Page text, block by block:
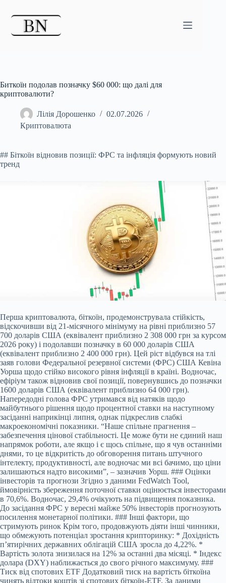
Биткоїн подолав позначку $60 000: що далі для
криптовалюти?
Лілія Дорошенко
02.07.2026
Криптовалюта
## Біткоїн відновив позиції: ФРС та інфляція формують новий
тренд
Перша криптовалюта, біткоїн, продемонструвала стійкість,
відскочивши від 21-місячного мінімуму на рівні приблизно 57
700 доларів США (еквівалент приблизно 2 308 000 грн за курсом
2026 року) і подолавши позначку в 60 000 доларів США
(еквівалент приблизно 2 400 000 грн). Цей ріст відбувся на тлі
заяв голови Федеральної резервної системи (ФРС) США Кевіна
Уорша щодо стійко високого рівня інфляції в країні. Водночас,
ефіріум також відновив свої позиції, повернувшись до позначки
1600 доларів США (еквівалент приблизно 64 000 грн).
Напередодні голова ФРС утримався від натяків щодо
майбутнього рішення щодо процентної ставки на наступному
засіданні наприкінці липня, однак підкреслив слабкі
макроекономічні показники. “Наше спільне прагнення –
забезпечення цінової стабільності. Це може бути не єдиний наш
напрямок роботи, але якщо і є щось спільне, що я чув останніми
днями, то це відкритість до обговорення питань штучного
інтелекту, продуктивності, але водночас ми всі бачимо, що ціни
залишаються надто високими”, – зазначив Уорш. ### Оцінки
інвесторів та прогнози Згідно з даними FedWatch Tool,
ймовірність збереження поточної ставки оцінюється інвесторами
в 70,6%. Водночас, 29,4% очікують на підвищення показника.
До засідання ФРС у вересні майже 50% інвесторів прогнозують
посилення монетарної політики. ### Інші фактори, що
стримують ринок Крім того, продовжують діяти інші чинники,
що обмежують потенціал зростання крипторинку: * Дохідність
п’ятирічних державних облігацій США зросла до 4,22%. *
Вартість золота знизилася на 12% за останні два місяці. * Індекс
долара (DXY) наближається до свого річного максимуму. ###
Тиск від спотових ETF Додатковий тиск на вартість біткоїна
чинять відтоки коштів зі спотових біткоїн-ETF. За даними